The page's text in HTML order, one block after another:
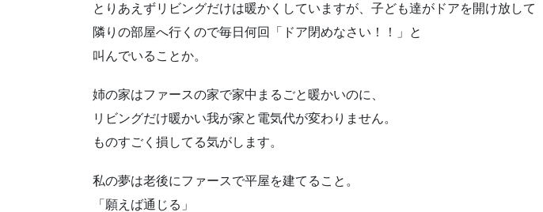
とりあえずリビングだけは暖かくしていますが、子ども達がドアを開け放して
隣りの部屋へ行くので毎日何回「ドア閉めなさい！！」と
叫んでいることか。
姉の家はファースの家で家中まるごと暖かいのに、
リビングだけ暖かい我が家と電気代が変わりません。
ものすごく損してる気がします。
私の夢は老後にファースで平屋を建てること。
「願えば通じる」